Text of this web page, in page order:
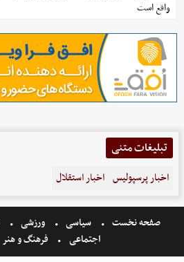
واقع است
تبلیغات متنی
اخبار پرسپولیس اخبار استقلال
صفحه نخست سیاسی ورزشی
اجتماعی
فرهنگ و هنر